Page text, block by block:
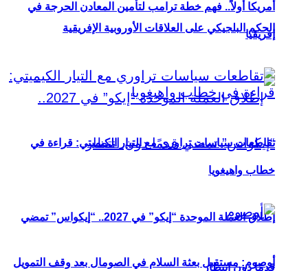
الحكم البلجيكي على العلاقات الأوروبية الإفريقية
إطلاق العملة الموحدة “إيكو” في 2027.. “إيكواس” تمضي
قدمًا دون انتظار
أمريكا أولاً.. فهم خطة ترامب لتأمين المعادن الحرجة في
إفريقيا
تقاطعات سياسات تراوري مع التيار الكيميتي: قراءة في
خطاب واهيغويا
أوصوم: مستقبل بعثة السلام في الصومال بعد وقف التمويل